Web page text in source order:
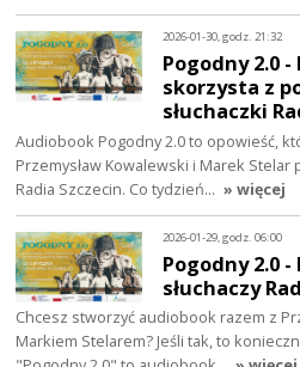
2026-01-30, godz. 21:32
Pogodny 2.0
skorzysta z
słuchaczki
Audiobook Pogodny 2.0 to opowieść,
Przemysław Kowalewski i Marek
Radia Szczecin. Co tydzień… » więcej
2026-01-29, godz. 06:00
Pogodny 2.0
słuchaczy
Chcesz stworzyć audiobook razem z
Markiem Stelarem? Jeśli tak, to